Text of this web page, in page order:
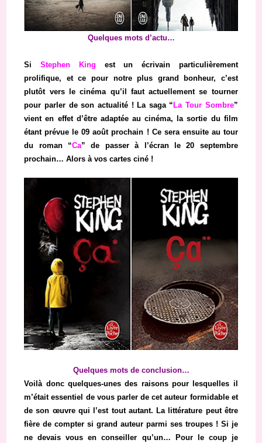
Quelques mots d’actu…
Si Stephen King est un écrivain particulièrement
prolifique, et ce pour notre plus grand bonheur, c’est
plutôt vers le cinéma qu’il faut actuellement se tourner
pour parler de son actualité ! La saga “ La Tour Sombre”
vient en effet d’être adaptée au cinéma, la sortie du film
étant prévue le 09 août prochain ! Ce sera ensuite au tour
du roman “Ca” de passer à l’écran le 20 septembre
prochain… Alors à vos cartes ciné !
Quelques mots de conclusion…
Voilà donc quelques-unes des raisons pour lesquelles il
m’était essentiel de vous parler de cet auteur formidable et
de son œuvre qui l’est tout autant. La littérature peut être
fière de compter si grand auteur parmi ses troupes ! Si je
ne devais vous en conseiller qu’un… Pour le coup je